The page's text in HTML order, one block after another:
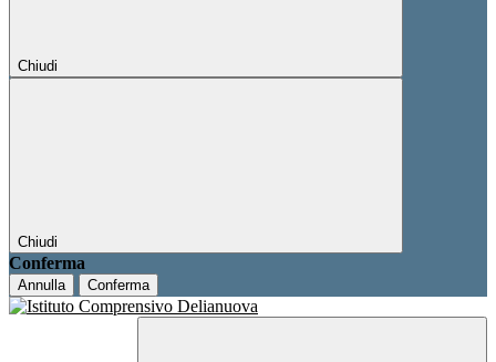
Chiudi
Chiudi
Conferma
Annulla Conferma